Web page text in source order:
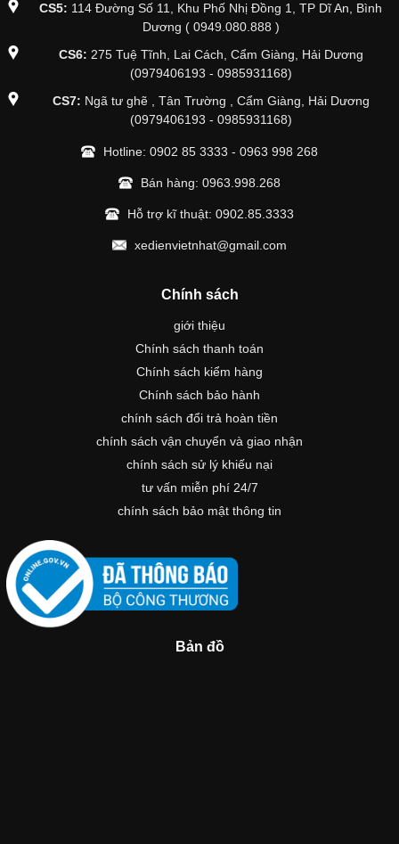
CS5: 114 Đường Số 11, Khu Phố Nhị Đồng 1, TP Dĩ An, Bình
Dương ( 0949.080.888 )
CS6: 275 Tuệ Tĩnh, Lai Cách, Cẩm Giàng, Hải Dương
(0979406193 - 0985931168)
CS7: Ngã tư ghẽ , Tân Trường , Cẩm Giàng, Hải Dương
(0979406193 - 0985931168)
Hotline: 0902 85 3333 - 0963 998 268
Bán hàng: 0963.998.268
Hỗ trợ kĩ thuật: 0902.85.3333
xedienvietnhat@gmail.com
Chính sách
giới thiệu
Chính sách thanh toán
Chính sách kiểm hàng
Chính sách bảo hành
chính sách đổi trả hoàn tiền
chính sách vận chuyển và giao nhận
chính sách sử lý khiếu nại
tư vấn miễn phí 24/7
chính sách bảo mật thông tin
Bản đồ